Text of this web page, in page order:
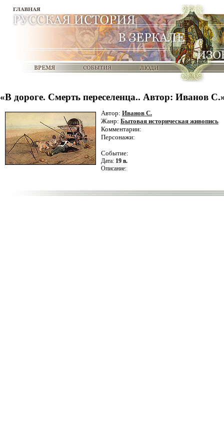
«В дороге. Смерть переселенца.. Автор: Иванов
Автор: Иванов С.
Жанр: Бытовая историческая живопись
Комментарии:
Персонажи:
Событие:
Дата: 19 в.
Описание: